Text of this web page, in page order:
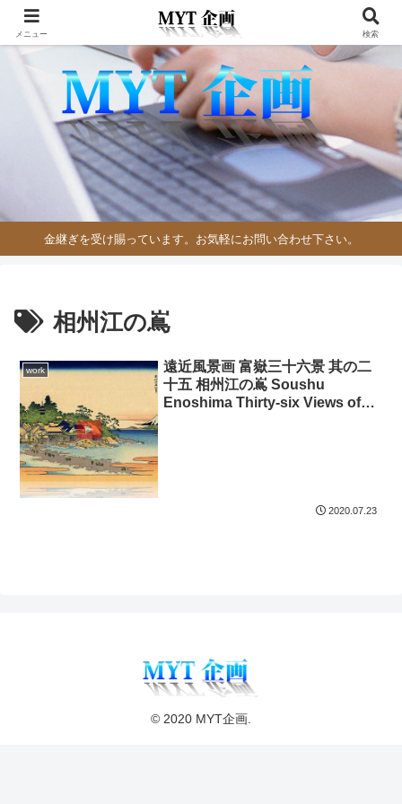
金継ぎを受け賜っています。お気軽にお問い合わせ下さい。
相州江の嶌
work
遠近風景画 富嶽三十六景 其の二
十五 相州江の嶌 Soushu
Enoshima Thirty-six Views of
2020.07.23
© 2020 MYT企画.
メニュー 検索